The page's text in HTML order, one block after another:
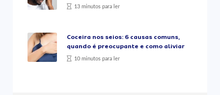
13 minutos para ler
Coceira nos seios: 6 causas comuns,
quando é preocupante e como aliviar
10 minutos para ler